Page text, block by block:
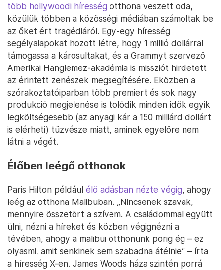
több hollywoodi híresség otthona veszett oda,
közülük többen a közösségi médiában számoltak be
az őket ért tragédiáról. Egy-egy híresség
segélyalapokat hozott létre, hogy 1 millió dollárral
támogassa a károsultakat, és a Grammyt szervező
Amerikai Hanglemez-akadémia is missziót hirdetett
az érintett zenészek megsegítésére. Eközben a
szórakoztatóiparban több premiert és sok nagy
produkció megjelenése is tolódik minden idők egyik
legköltségesebb (az anyagi kár a 150 milliárd dollárt
is elérheti) tűzvésze miatt, aminek egyelőre nem
látni a végét.
Élőben leégő otthonok
Paris Hilton például élő adásban nézte végig, ahogy
leég az otthona Malibuban. „Nincsenek szavak,
mennyire összetört a szívem. A családommal együtt
ülni, nézni a híreket és közben végignézni a
tévében, ahogy a malibui otthonunk porig ég – ez
olyasmi, amit senkinek sem szabadna átélnie” – írta
a híresség X-en. James Woods háza szintén porrá